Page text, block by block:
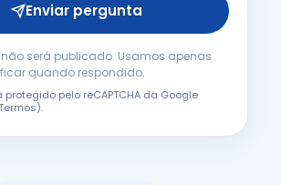
Enviar pergunta
será publicado. Usamos apenas
quando respondido.
protegido pelo reCAPTCHA da Google
).